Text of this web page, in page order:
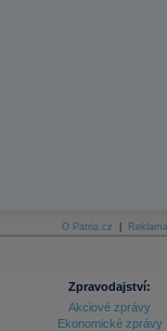
Archiv - Měnová politika
Archiv - Treasury alerty
O Patria.cz Reklama
Zpravodajství:
Akciové zprávy
Ekonomické zprávy